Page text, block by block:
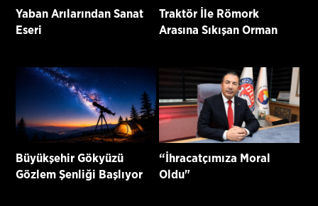
Yaban Arılarından Sanat
Eseri
Traktör İle Römork
Arasına Sıkışan Orman
Büyükşehir Gökyüzü
Gözlem Şenliği Başlıyor
“İhracatçımıza Moral
Oldu"